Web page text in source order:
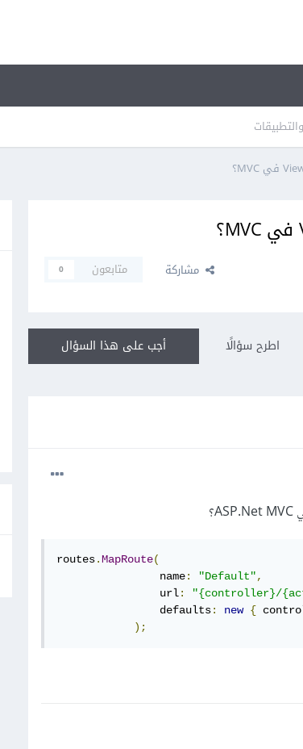
مشاركة متابعون 0
أجب على هذا السؤال اطرح سؤالًا
routes.MapRoute(
                name
: "Default",
                url
: "{controller}/
                defaults
: new {
);